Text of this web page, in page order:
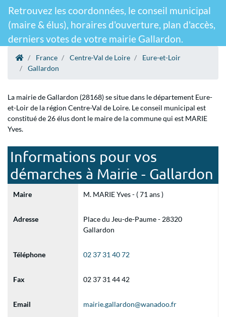
Retrouvez les coordonnées, le conseil municipal
(maire & élus), horaires d'ouverture, plan d'accès,
derniers votes de votre mairie Gallardon.
France Centre-Val de Loire
Eure-et-Loir
Gallardon
La mairie de Gallardon (28168) se situe dans le département Eure-
et-Loir de la région Centre-Val de Loire. Le conseil municipal est
constitué de 26 élus dont le maire de la commune qui est MARIE
Yves.
Informations pour vos
démarches à Mairie - Gallardon
Maire M. MARIE Yves - ( 71 ans )
Adresse
Place du Jeu-de-Paume - 28320
Gallardon
Téléphone 02 37 31 40 72
Fax 02 37 31 44 42
Email mairie.gallardon@wanadoo.fr